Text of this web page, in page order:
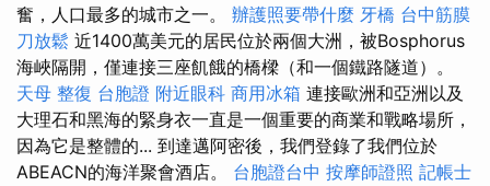
奮，人口最多的城市之一。 辦護照要帶什麼 牙橋 台中筋膜
刀放鬆 近1400萬美元的居民位於兩個大洲，被Bosphorus
海峽隔開，僅連接三座飢餓的橋樑（和一個鐵路隧道）。
天母 整復 台胞證 附近眼科 商用冰箱 連接歐洲和亞洲以及
大理石和黑海的緊身衣一直是一個重要的商業和戰略場所，
因為它是整體的... 到達邁阿密後，我們登錄了我們位於
ABEACN的海洋聚會酒店。 台胞證台中 按摩師證照 記帳士